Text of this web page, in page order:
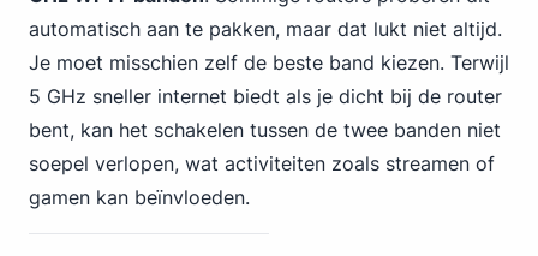
automatisch aan te pakken, maar dat lukt niet altijd.
Je moet misschien zelf de beste band kiezen. Terwijl
5 GHz sneller internet biedt als je dicht bij de router
bent, kan het schakelen tussen de twee banden niet
soepel verlopen, wat activiteiten zoals streamen of
gamen kan beïnvloeden.